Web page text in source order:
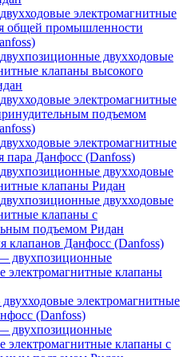
электромагнитные
общей промышленности
двухходовые
клапаны высокого
электромагнитные
подъемом
электромагнитные
пара Данфосс (Danfoss)
двухходовые
клапаны Ридан
двухходовые
клапаны с
подъемом Ридан
клапанов Данфосс (Danfoss)
двухпозиционные
электромагнитные клапаны
электромагнитные
(Danfoss)
двухпозиционные
электромагнитные клапаны с